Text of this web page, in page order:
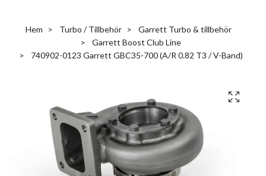
Hem Turbo / Tillbehör
Garrett Turbo & tillbehör
Garrett Boost Club Line
740902-0123 Garrett GBC35-700 (A/R 0.82 T3 / V-Band)